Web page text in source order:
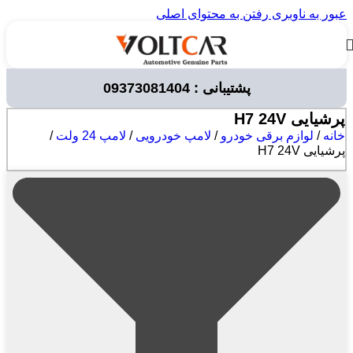
عبور به ناوبری رفتن به محتوای اصلی
پشتیبانی : 09373081404
پرشیایی H7 24V
خانه/ لوازم برقی خودرو/ لامپ خودرویی/ لامپ 24 ولت
/
پرشیایی H7 24V